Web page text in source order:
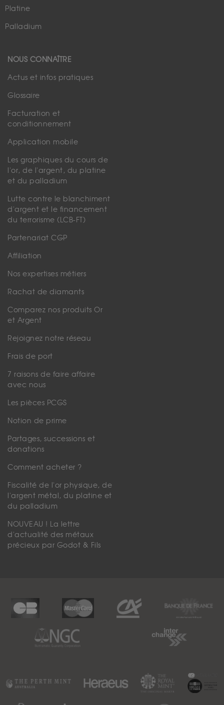
Platine
Palladium
NOUS CONNAÎTRE
Actus et infos pratiques
Glossaire
Facturation et
conditionnement
Application mobile
Les graphiques du cours de
l'or, de l'argent, du platine
et du palladium
Lutte contre le blanchiment
d'argent et le financement
du terrorisme (LCB-FT)
Partenariat CGP
Affiliation
Nos expertises métiers
Rachat de diamants
Comparez nos produits Or
et Argent
Rejoignez notre réseau
Frais de port
7 raisons de faire affaire
avec nous
Les pièces PCGS
Notion de prime
Partages, successions et
donations
Comment acheter ?
Fiscalité de l'or physique, de
l'argent métal, du platine et
du palladium
NOUVEAU ! La lettre
d'actualité des métaux
précieux par Godot & Fils